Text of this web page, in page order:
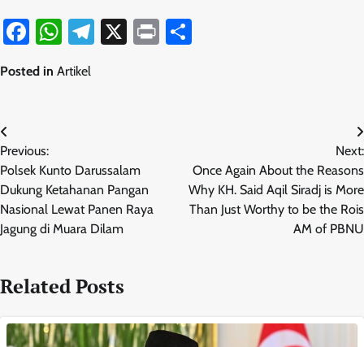
Facebook
WhatsApp
Telegram
X Print
Posted in Artikel
Navigasi
pos
Previous:
Polsek Kunto Darussalam
Dukung Ketahanan Pangan
Nasional Lewat Panen Raya
Jagung di Muara Dilam
Next:
Once Again About the Reasons
Why KH. Said Aqil Siradj is More
Than Just Worthy to be the Rois
AM of PBNU
Related Posts